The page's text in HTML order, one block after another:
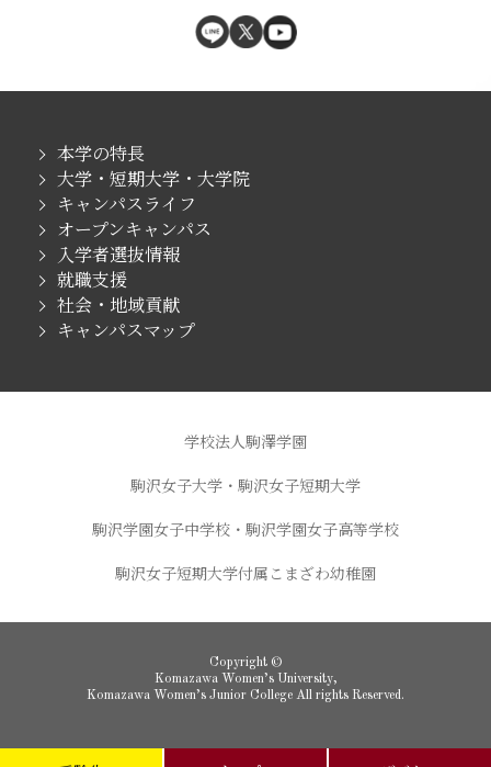
本学の特長
大学・短期大学・大学院
キャンパスライフ
オープンキャンパス
入学者選抜情報
就職支援
社会・地域貢献
キャンパスマップ
学校法人駒澤学園
駒沢女子大学・駒沢女子短期大学
駒沢学園女子中学校・駒沢学園女子高等学校
駒沢女子短期大学付属こまざわ幼稚園
Copyright ©
Komazawa Women’s University,
Komazawa Women’s Junior College All rights Reserved.